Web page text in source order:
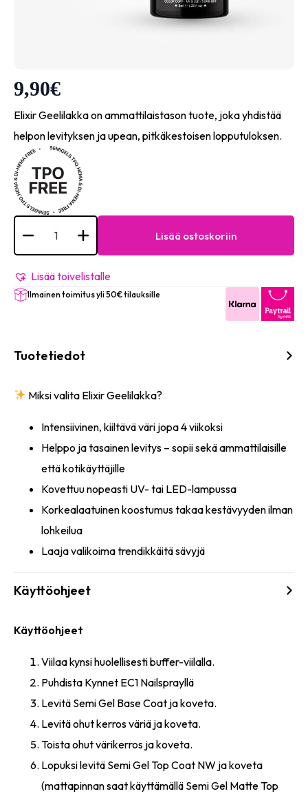
9,90€
Elixir Geelilakka on ammattilaistason tuote, joka yhdistää
helpon levityksen ja upean, pitkäkestoisen lopputuloksen.
Semigel
Dark
määrä
Lisää ostoskoriin
Lisää toivelistalle
Ilmainen toimitus yli 50€ tilauksille
Tuotetiedot
Miksi valita Elixir Geelilakka?
Intensiivinen, kiiltävä väri jopa 4 viikoksi
Helppo ja tasainen levitys – sopii sekä ammattilaisille
että kotikäyttäjille
Kovettuu nopeasti UV- tai LED-lampussa
Korkealaatuinen koostumus takaa kestävyyden ilman
lohkeilua
Laaja valikoima trendikkäitä sävyjä
Käyttöohjeet
Käyttöohjeet
Viilaa kynsi huolellisesti buffer-viilalla.
Puhdista Kynnet EC1 Nailsprayllä
Levitä Semi Gel Base Coat ja koveta.
Levitä ohut kerros väriä ja koveta.
Toista ohut värikerros ja koveta.
Lopuksi levitä Semi Gel Top Coat NW ja koveta
(mattapinnan saat käyttämällä Semi Gel Matte Top